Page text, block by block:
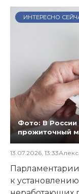
ИНТЕРЕСНО
Фото: В России
прожиточный
13.07.2026, 13:33
к